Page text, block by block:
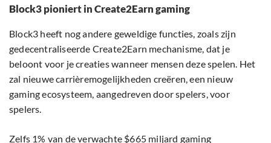
Block3 pioniert in Create2Earn gaming
Block3 heeft nog andere geweldige functies, zoals zijn
gedecentraliseerde Create2Earn mechanisme, dat je
beloont voor je creaties wanneer mensen deze spelen. Het
zal nieuwe carrièremogelijkheden creëren, een nieuw
gaming ecosysteem, aangedreven door spelers, voor
spelers.
Zelfs 1% van de verwachte $665 miljard gaming